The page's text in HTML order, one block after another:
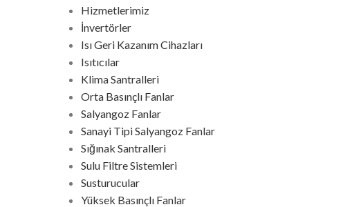
Hizmetlerimiz
İnvertörler
Isı Geri Kazanım Cihazları
Isıtıcılar
Klima Santralleri
Orta Basınçlı Fanlar
Salyangoz Fanlar
Sanayi Tipi Salyangoz Fanlar
Sığınak Santralleri
Sulu Filtre Sistemleri
Susturucular
Yüksek Basınçlı Fanlar